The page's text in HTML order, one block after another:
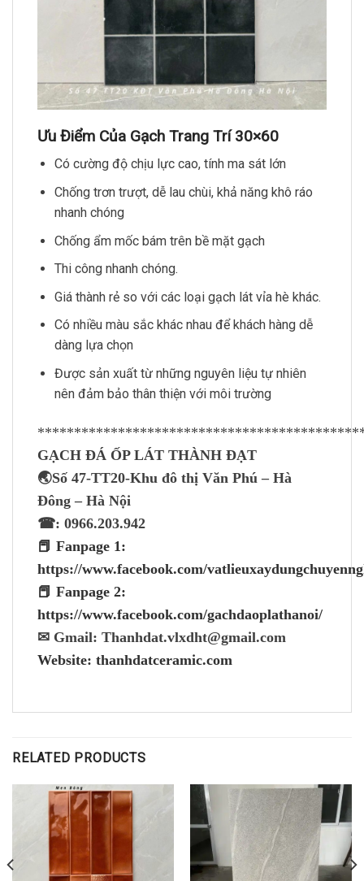
Ưu Điểm Của Gạch Trang Trí 30×60
Có cường độ chịu lực cao, tính ma sát lớn
Chống trơn trượt, dễ lau chùi, khả năng khô ráo
nhanh chóng
Chống ẩm mốc bám trên bề mặt gạch
Thi công nhanh chóng.
Giá thành rẻ so với các loại gạch lát vỉa hè khác.
Có nhiều màu sắc khác nhau để khách hàng dễ
dàng lựa chọn
Được sản xuất từ những nguyên liệu tự nhiên
nên đảm bảo thân thiện với môi trường
GẠCH ĐÁ ỐP LÁT THÀNH ĐẠT
🌏Số 47-TT20-Khu đô thị Văn Phú – Hà
Đông – Hà Nội
☎: 0966.203.942
📕 Fanpage 1:
https://www.facebook.com/
📕 Fanpage 2:
https://www.facebook.com/gachdaoplathanoi/
✉ Gmail: Thanhdat.vlxdht@gmail.com
Website: thanhdatceramic.com
RELATED PRODUCTS